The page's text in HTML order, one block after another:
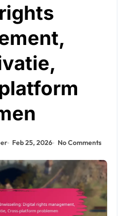
Feb 25, 2026 No Comments